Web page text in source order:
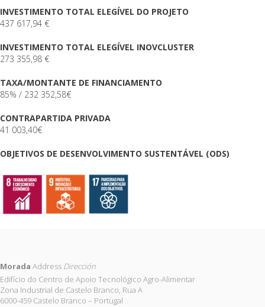
INVESTIMENTO TOTAL ELEGÍVEL DO PROJETO
437 617,94 €
INVESTIMENTO TOTAL ELEGÍVEL INOVCLUSTER
273 355,98 €
TAXA/MONTANTE DE FINANCIAMENTO
85% / 232 352,58€
CONTRAPARTIDA PRIVADA
41 003,40€
OBJETIVOS DE DESENVOLVIMENTO SUSTENTÁVEL (ODS)
Morada Address Dirección
Edifício do Centro de Apoio Tecnológico Agro-Alimentar
Zona Industrial de Castelo Branco, Rua A
6000-459 Castelo Branco – Portugal